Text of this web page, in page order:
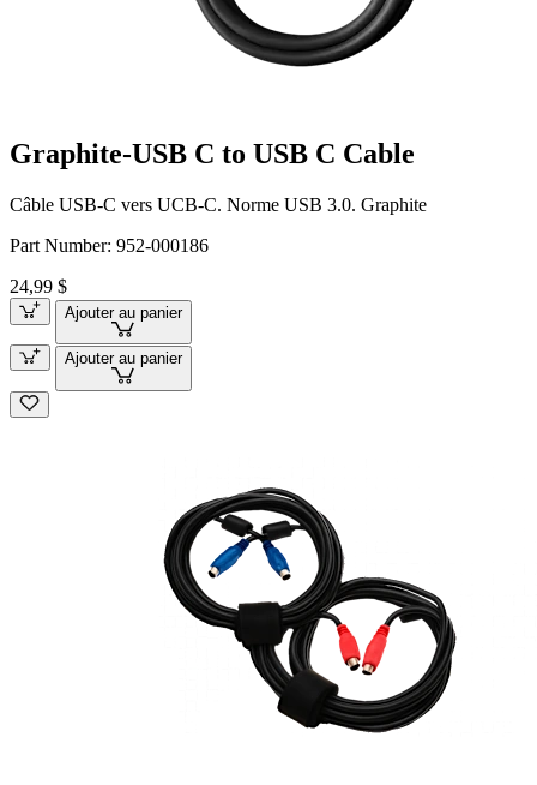
Graphite-USB C to USB C Cable
Câble USB-C vers UCB-C. Norme USB 3.0. Graphite
Part Number: 952-000186
24,99 $
Ajouter au panier
Ajouter au panier